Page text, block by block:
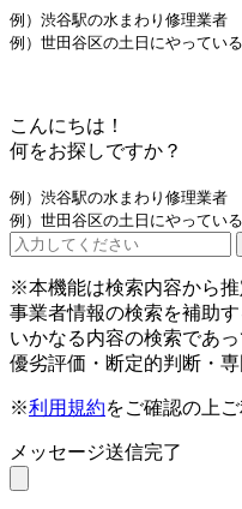
例）渋谷駅の水まわり修理業者
例）世田谷区の土日にやってい
こんにちは！
何をお探しですか？
例）渋谷駅の水まわり修理業者
例）世田谷区の土日にやってい
※本機能は検索内容から推
事業者情報の検索を補助す
いかなる内容の検索であ
優劣評価・断定的判断・
※利用規約をご確認の上
メッセージ送信完了